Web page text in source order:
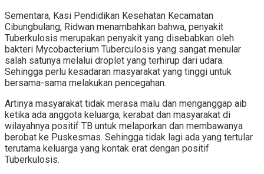
Sementara, Kasi Pendidikan Kesehatan Kecamatan
Cibungbulang, Ridwan menambahkan bahwa, penyakit
Tuberkulosis merupakan penyakit yang disebabkan oleh
bakteri Mycobacterium Tuberculosis yang sangat menular
salah satunya melalui droplet yang terhirup dari udara.
Sehingga perlu kesadaran masyarakat yang tinggi untuk
bersama-sama melakukan pencegahan.
Artinya masyarakat tidak merasa malu dan menganggap aib
ketika ada anggota keluarga, kerabat dan masyarakat di
wilayahnya positif TB untuk melaporkan dan membawanya
berobat ke Puskesmas. Sehingga tidak lagi ada yang tertular
terutama keluarga yang kontak erat dengan positif
Tuberkulosis.